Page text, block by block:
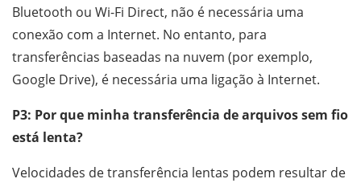
Bluetooth ou Wi-Fi Direct, não é necessária uma
conexão com a Internet. No entanto, para
transferências baseadas na nuvem (por exemplo,
Google Drive), é necessária uma ligação à Internet.
P3: Por que minha transferência de arquivos sem fio
está lenta?
Velocidades de transferência lentas podem resultar de